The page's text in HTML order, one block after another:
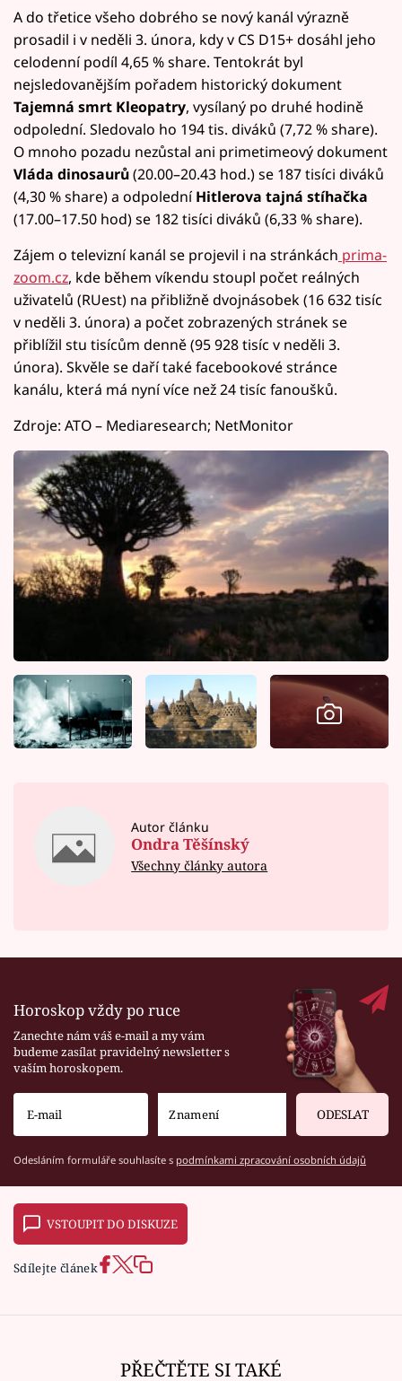
A do třetice všeho dobrého se nový kanál výrazně
prosadil i v neděli 3. února, kdy v CS D15+ dosáhl jeho
celodenní podíl 4,65 % share. Tentokrát byl
nejsledovanějším pořadem historický dokument
Tajemná smrt Kleopatry, vysílaný po druhé hodině
odpolední. Sledovalo ho 194 tis. diváků (7,72 % share).
O mnoho pozadu nezůstal ani primetimeový dokument
Vláda dinosaurů(20.00–20.43 hod.) se 187 tisíci diváků
(4,30 % share) a odpoledníHitlerova tajná stíhačka
(17.00–17.50 hod) se 182 tisíci diváků (6,33 % share).
Zájem o televizní kanál se projevil i na stránkách prima-
zoom.cz, kde během víkendu stoupl počet reálných
uživatelů (RUest) na přibližně dvojnásobek (16 632 tisíc
v neděli 3. února) a počet zobrazených stránek se
přiblížil stu tisícům denně (95 928 tisíc v neděli 3.
února). Skvěle se daří také facebookové stránce
kanálu, která má nyní více než 24 tisíc fanoušků.
Zdroje: ATO – Mediaresearch; NetMonitor
Autor článku
Ondra Těšínský
Všechny články autora
Horoskop vždy po ruce
Zanechte nám váš e-mail a my vám
budeme zasílat pravidelný newsletter s
vaším horoskopem.
ODESLAT
Odesláním formuláře souhlasíte s podmínkami zpracování osobních údajů
VSTOUPIT DO DISKUZE
Sdílejte článek
PŘEČTĚTE SI TAKÉ